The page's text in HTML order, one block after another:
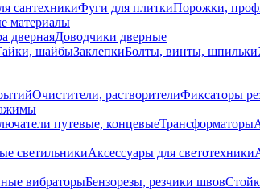
сантехникиФуги для плиткиПорожки,
материалы
двернаяДоводчики дверные
шайбыЗаклепкиБолты, винты, шпильки
Очистители, растворителиФиксаторы
путевые, концевыеТрансформаторы
светильникиАксессуары для светотехники
вибраторыБензорезы, резчики швов